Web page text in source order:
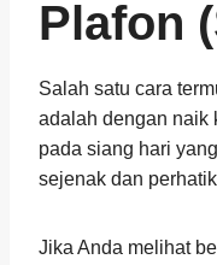
Plafon
Salah satu cara
adalah dengan naik
pada siang hari
sejenak dan
Jika Anda melihat